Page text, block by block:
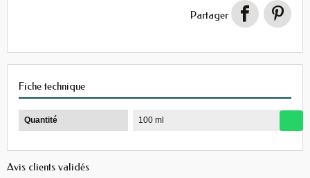
Partager
Fiche technique
Quantité 100 ml
Avis clients validés